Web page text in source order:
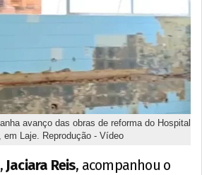
avanço das obras de reforma do Hospital
em Laje. Reprodução - Vídeo
Jaciara Reis, acompanhou o